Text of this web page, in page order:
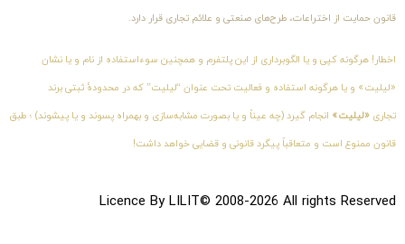
قانون حمایت از اختراعات، طرح‌های صنعتی و علائم تجاری قرار دارد.
اخطار! هرگونه کپی و یا الگوبرداری از این پلتفرم و همچنین سوءاستفاده از نام و یا نشان
«لیلیت» و یا هرگونه استفاده و فعالیت تحت عنوان “لیلیت” که در محدودهٔ ثبتی برند
تجاری «لیلیت» انجام گیرد (چه عیناً و یا بصورت مشابه‌سازی و بهمراه پسوند و یا پیشوند) ؛ طبق
قانون ممنوع است و متعاقباً پیگرد قانونی و قضایی خواهد داشت!
Licence By LILIT© 2008-2026 All rights Reserved